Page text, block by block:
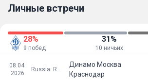
Личные встречи
28%
9 побед
31%
10 ничьих
08.04.
2026
Динамо Москва
Краснодар